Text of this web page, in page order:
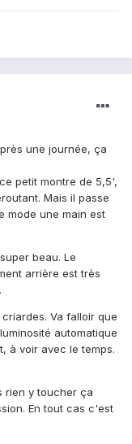
une journée, ça
petit montre de 5,5',
Mais il passe
mode une main est
beau. Le
arrière est très
Va falloir que
automatique
à voir avec le temps.
rien y toucher ça
En tout cas c'est